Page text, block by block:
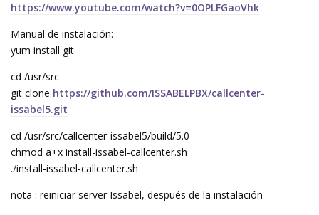
https://www.youtube.com/watch?v=0OPLFGaoVhk
Manual de instalación:
yum install git
cd /usr/src
git clone https://github.com/ISSABELPBX/callcenter-
issabel5.git
cd /usr/src/callcenter-issabel5/build/5.0
chmod a+x install-issabel-callcenter.sh
./install-issabel-callcenter.sh
nota : reiniciar server Issabel, después de la instalación